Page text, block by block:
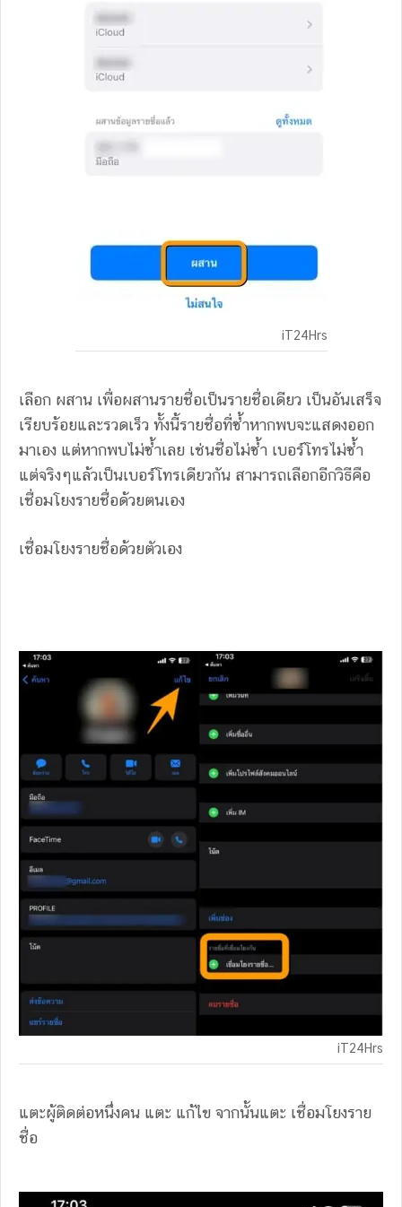
iT24Hrs
เลือก ผสาน เพื่อผสานรายชื่อเป็นรายชื่อเดียว เป็นอันเสร็จ
เรียบร้อยและรวดเร็ว ทั้งนี้รายชื่อที่ซ้ำหากพบจะแสดงออก
มาเอง แต่หากพบไม่ซ้ำเลย เช่นชื่อไม่ซ้ำ เบอร์โทรไม่ซ้ำ
แต่จริงๆแล้วเป็นเบอร์โทรเดียวกัน สามารถเลือกอีกวิธีคือ
เชื่อมโยงรายชื่อด้วยตนเอง
เชื่อมโยงรายชื่อด้วยตัวเอง
iT24Hrs
แตะผู้ติดต่อหนึ่งคน แตะ แก้ไข จากนั้นแตะ เชื่อมโยงราย
ชื่อ